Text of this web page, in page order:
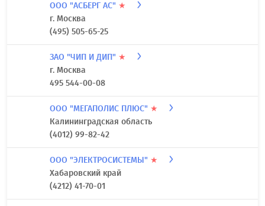
ООО "АСБЕРГ АС" ★
г. Москва
(495) 505-65-25
ЗАО "ЧИП И ДИП" ★
г. Москва
495 544-00-08
ООО "МЕГАПОЛИС ПЛЮС" ★
Калининградская область
(4012) 99-82-42
ООО "ЭЛЕКТРОСИСТЕМЫ" ★
Хабаровский край
(4212) 41-70-01